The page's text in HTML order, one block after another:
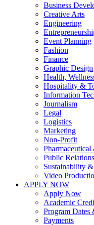
Business
Creative Arts
Engineering
Event Planning
Fashion
Finance
Graphic Design
Health,
Hospitality &
Information
Journalism
Legal
Logistics
Marketing
Non-Profit
Public Relations
Sustainability
Video
APPLY NOW
Apply Now
Academic
Program Dates
Payments